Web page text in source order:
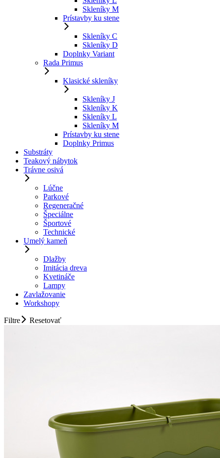
Skleníky M
Prístavby ku stene
Skleníky C
Skleníky D
Doplnky Variant
Rada Primus
Klasické skleníky
Skleníky J
Skleníky K
Skleníky L
Skleníky M
Prístavby ku stene
Doplnky Primus
Substráty
Teakový nábytok
Trávne osivá
Lúčne
Parkové
Regeneračné
Špeciálne
Športové
Technické
Umelý kameň
Dlažby
Imitácia dreva
Kvetináče
Lampy
Zavlažovanie
Workshopy
Filtre Resetovať